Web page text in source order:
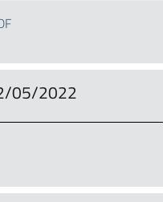
05/2022